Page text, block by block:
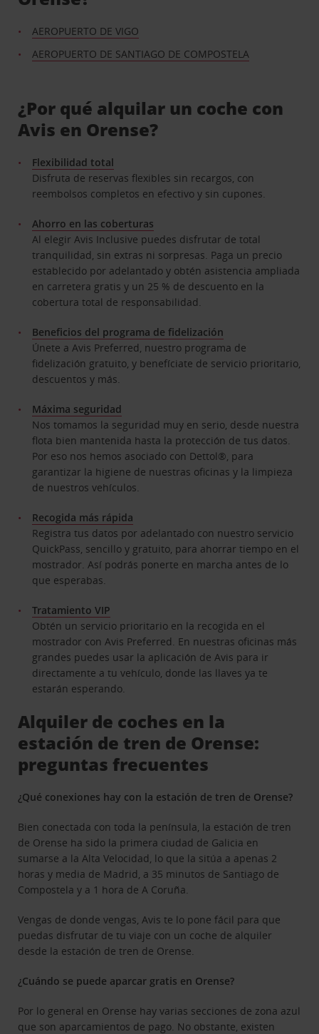
AEROPUERTO DE VIGO
AEROPUERTO DE SANTIAGO DE COMPOSTELA
¿Por qué alquilar un coche con
Avis en Orense?
Flexibilidad total
Disfruta de reservas flexibles sin recargos, con
reembolsos completos en efectivo y sin cupones.
Ahorro en las coberturas
Al elegir Avis Inclusive puedes disfrutar de total
tranquilidad, sin extras ni sorpresas. Paga un precio
establecido por adelantado y obtén asistencia ampliada
en carretera gratis y un 25 % de descuento en la
cobertura total de responsabilidad.
Beneficios del programa de fidelización
Únete a Avis Preferred, nuestro programa de
fidelización gratuito, y benefíciate de servicio prioritario,
descuentos y más.
Máxima seguridad
Nos tomamos la seguridad muy en serio, desde nuestra
flota bien mantenida hasta la protección de tus datos.
Por eso nos hemos asociado con Dettol®, para
garantizar la higiene de nuestras oficinas y la limpieza
de nuestros vehículos.
Recogida más rápida
Registra tus datos por adelantado con nuestro servicio
QuickPass, sencillo y gratuito, para ahorrar tiempo en el
mostrador. Así podrás ponerte en marcha antes de lo
que esperabas.
Tratamiento VIP
Obtén un servicio prioritario en la recogida en el
mostrador con Avis Preferred. En nuestras oficinas más
grandes puedes usar la aplicación de Avis para ir
directamente a tu vehículo, donde las llaves ya te
estarán esperando.
Alquiler de coches en la
estación de tren de Orense:
preguntas frecuentes
¿Qué conexiones hay con la estación de tren de Orense?
Bien conectada con toda la península, la estación de tren
de Orense ha sido la primera ciudad de Galicia en
sumarse a la Alta Velocidad, lo que la sitúa a apenas 2
horas y media de Madrid, a 35 minutos de Santiago de
Compostela y a 1 hora de A Coruña.
Vengas de donde vengas, Avis te lo pone fácil para que
puedas disfrutar de tu viaje con un coche de alquiler
desde la estación de tren de Orense.
¿Cuándo se puede aparcar gratis en Orense?
Por lo general en Orense hay varias secciones de zona azul
que son aparcamientos de pago. No obstante, existen